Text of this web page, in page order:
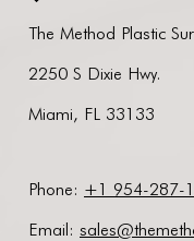
The Method Plastic
2250 S Dixie Hwy.
Miami, FL 33133
Phone: +1 954-287-
Email: